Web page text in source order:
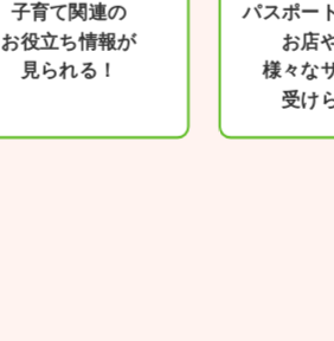
子育て関連の
お役立ち情報が
見られる！
パスポー
お店
様々な
受け